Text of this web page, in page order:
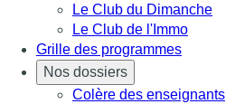
Le Club du Dimanche
Le Club de l'Immo
Grille des programmes
Nos dossiers
Colère des enseignants